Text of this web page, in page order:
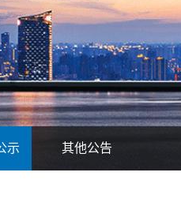
示 其他公告